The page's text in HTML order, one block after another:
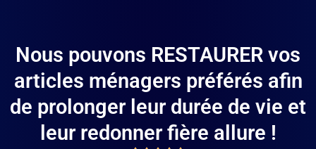
Nous pouvons RESTAURER vos
articles ménagers préférés afin
de prolonger leur durée de vie et
leur redonner fière allure !